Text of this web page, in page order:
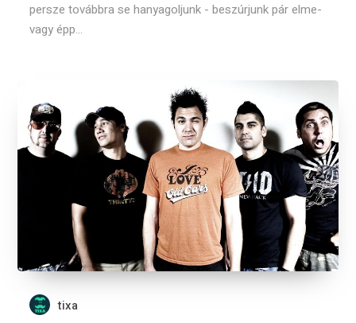
persze továbbra se hanyagoljunk - beszúrjunk pár elme-
vagy épp...
tixa